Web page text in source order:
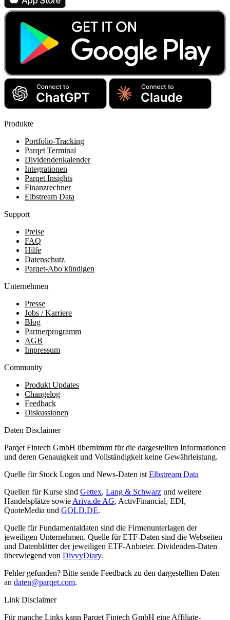
Produkte
Portfolio-Tracking
Parqet Terminal
Dividendenkalender
Integrationen
Parqet Insights
Finanzrechner
Elbstream Data
Support
Preise
FAQ
Hilfe
Datenschutz
Parqet-Abo kündigen
Unternehmen
Presse
Jobs / Karriere
Blog
Partnerprogramm
AGB
Impressum
Community
Produkt Updates
Changelog
Feedback
Diskussionen
Daten Disclaimer
Parqet Fintech GmbH übernimmt für die dargestellten Informationen
und deren Genauigkeit und Vollständigkeit keine Gewährleistung.
Quelle für Stock Logos und News-Daten ist Elbstream Data
Quellen für Kurse sind Gettex, Lang & Schwarz und weitere
Handelsplätze sowie Ariva.de AG, ActivFinancial, EDI,
QuoteMedia und GOLD.DE.
Quelle für Fundamentaldaten sind die Firmenunterlagen der
jeweiligen Unternehmen. Quelle für ETF-Daten sind die Webseiten
und Datenblätter der jeweiligen ETF-Anbieter. Dividenden-Daten
überwiegend von DivvyDiary.
Fehler gefunden? Bitte sende Feedback zu den dargestellten Daten
an daten@parqet.com.
Link Disclaimer
Für manche Links kann Parqet Fintech GmbH eine Affiliate-